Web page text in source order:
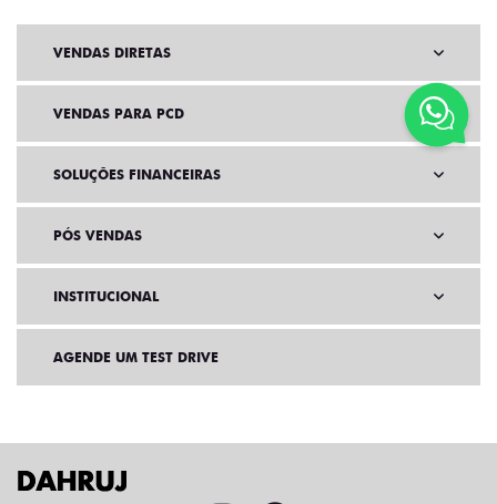
VENDAS DIRETAS
VENDAS PARA PCD
SOLUÇÕES FINANCEIRAS
PÓS VENDAS
INSTITUCIONAL
AGENDE UM TEST DRIVE